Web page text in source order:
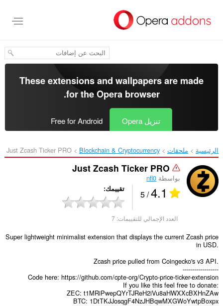
المحتوى
These extensions and wallpapers are made
for theOpera browser
.
تنزيل Opera Free for Android
الرئيسية ملحقات Blockchain & Cryptocurrency
Just Zcash Ticker PRO‎
Just Zcash Ticker PRO
بواسطة nfl0
4.1
/ 5 تقييمك
العدد الإجمالي للتقييمات: 7
Super lightweight minimalist extension that displays the current Zcash price
in USD.
Zcash price pulled from Coingecko's v3 API.
------------------
Code here: https://github.com/cpte-org/Crypto-price-ticker-extension
If you like this feel free to donate:
ZEC: t1MRiPwepQYrTJReH2iVu8aHWXXcBXHnZAw
BTC: 1DtTKJJosqgF4NzJHBqwMXGWoYwtpBoxpx